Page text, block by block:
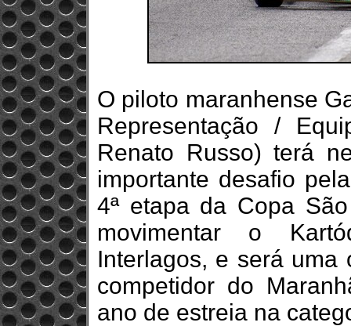
O piloto maranhense
Representação /
Renato Russo) terá
importante desafio
4ª etapa da Copa
movimentar o
Interlagos, e será uma
competidor do
ano de estreia na